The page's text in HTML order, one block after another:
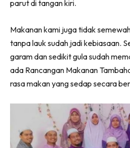
parut di tangan kiri.
Makanan kami juga tidak
tanpa lauk sudah jadi kebiasaan.
garam dan sedikit gula sudah
ada Rancangan Makanan
rasa makan yang sedap secara